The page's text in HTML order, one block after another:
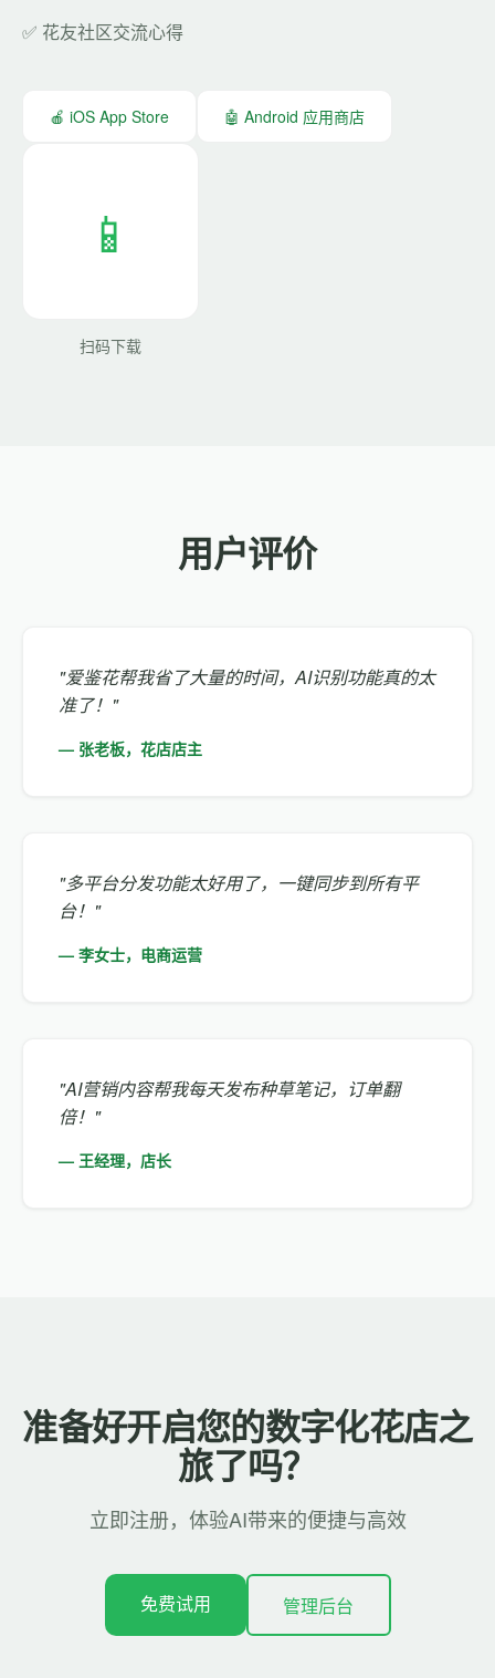
✅ 花友社区交流心得
🍎 iOS App Store 🤖 Android 应用商店
📱
扫码下载
用户评价
"爱鉴花帮我省了大量的时间，AI识别功能真的太
准了！"
— 张老板，花店店主
"多平台分发功能太好用了，一键同步到所有平
台！"
— 李女士，电商运营
"AI营销内容帮我每天发布种草笔记，订单翻
倍！"
— 王经理，店长
准备好开启您的数字化花店之
旅了吗？
立即注册，体验AI带来的便捷与高效
免费试用 管理后台